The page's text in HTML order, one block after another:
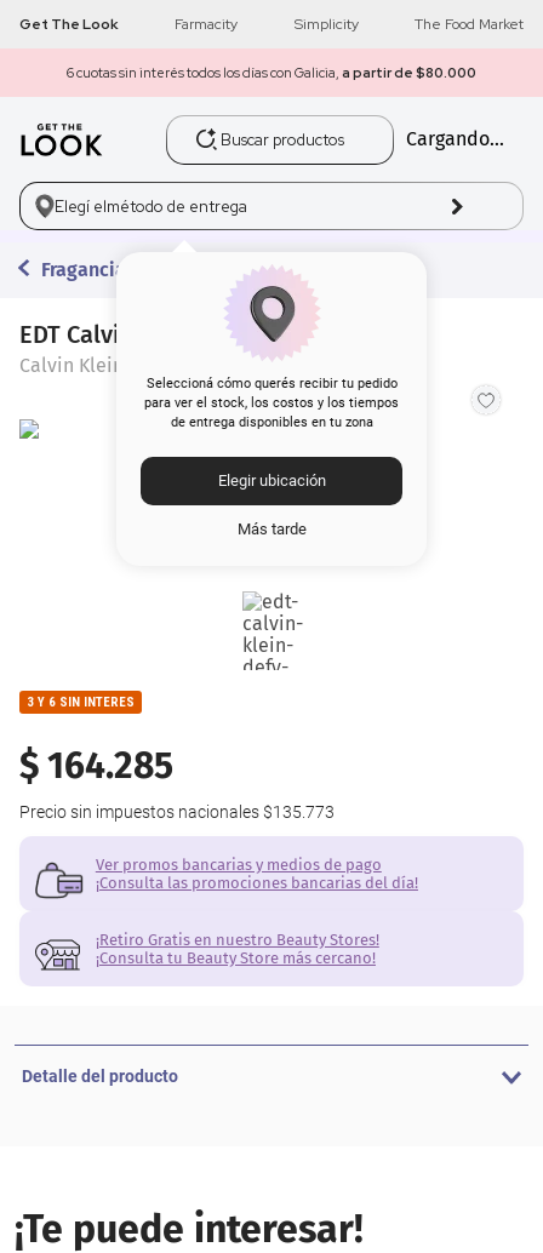
Get The Look Farmacity Simplicity The Food Market
6 cuotas sin interés todos los días con Galicia, a partir de $80.000
Buscar productos
Cargando...
Elegí elmétodo de entrega
Seleccioná cómo querés recibir tu pedido
para ver el stock, los costos y los tiempos
de entrega disponibles en tu zona
Elegir ubicación
Más tarde
Fragancias
EDT Calvin Klein Defy x 50 ml
Calvin Klein
3 Y 6 SIN INTERES
$164.285
Precio sin impuestos nacionales $135.773
Ver promos bancarias y medios de pago
¡Consulta las promociones bancarias del día!
¡Retiro Gratis en nuestro Beauty Stores!
¡Consulta tu Beauty Store más cercano!
Detalle del producto
¡Te puede interesar!
1 get the look
2 máscara pestañas
3.
5. corrector
6.